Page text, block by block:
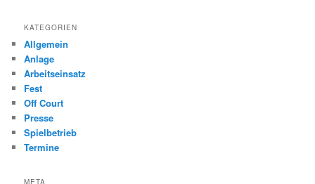
KATEGORIEN
Allgemein
Anlage
Arbeitseinsatz
Fest
Off Court
Presse
Spielbetrieb
Termine